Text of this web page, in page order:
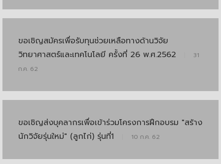
ขอเชิญสมัครเพื่อรับทุนช่วยเหลือทางด้านวิจัย
วิทยาศาสตร์และเทคโนโลยี ครั้งที่ 26 พ.ศ.2562
31
ก.ค. 62
ขอเชิญส่งบุคลากรเพื่อเข้าร่วมโครงการฝึกอบรม "สร้าง
นักวิจัยรุ่นใหม่" (ลูกไก่) รุ่นที่1
10 ก.ค. 62